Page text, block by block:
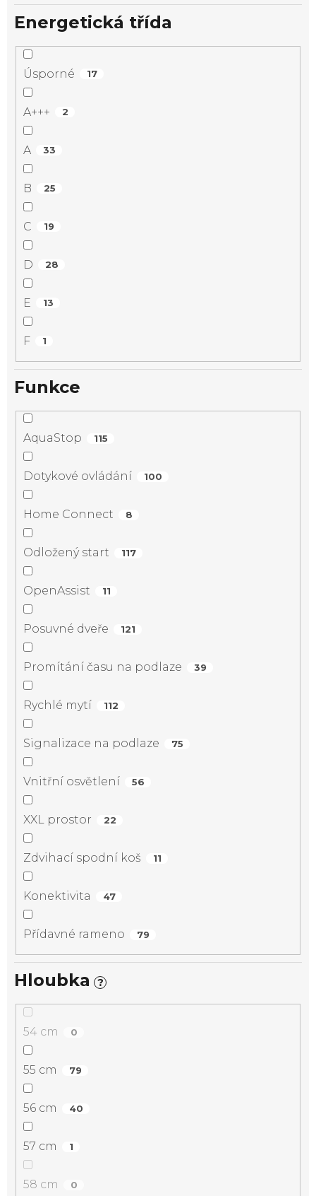
Energetická třída
Úsporné 17
A+++ 2
A 33
B 25
C 19
D 28
E 13
F 1
Funkce
AquaStop 115
Dotykové ovládání 100
Home Connect 8
Odložený start 117
OpenAssist 11
Posuvné dveře 121
Promítání času na podlaze 39
Rychlé mytí 112
Signalizace na podlaze 75
Vnitřní osvětlení 56
XXL prostor 22
Zdvihací spodní koš 11
Konektivita 47
Přídavné rameno 79
Hloubka ?
54 cm 0
55 cm 79
56 cm 40
57 cm 1
58 cm 0